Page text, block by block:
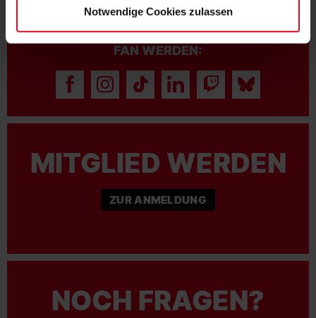
Notwendige Cookies zulassen
FAN WERDEN:
MITGLIED WERDEN
ZUR ANMELDUNG
NOCH FRAGEN?